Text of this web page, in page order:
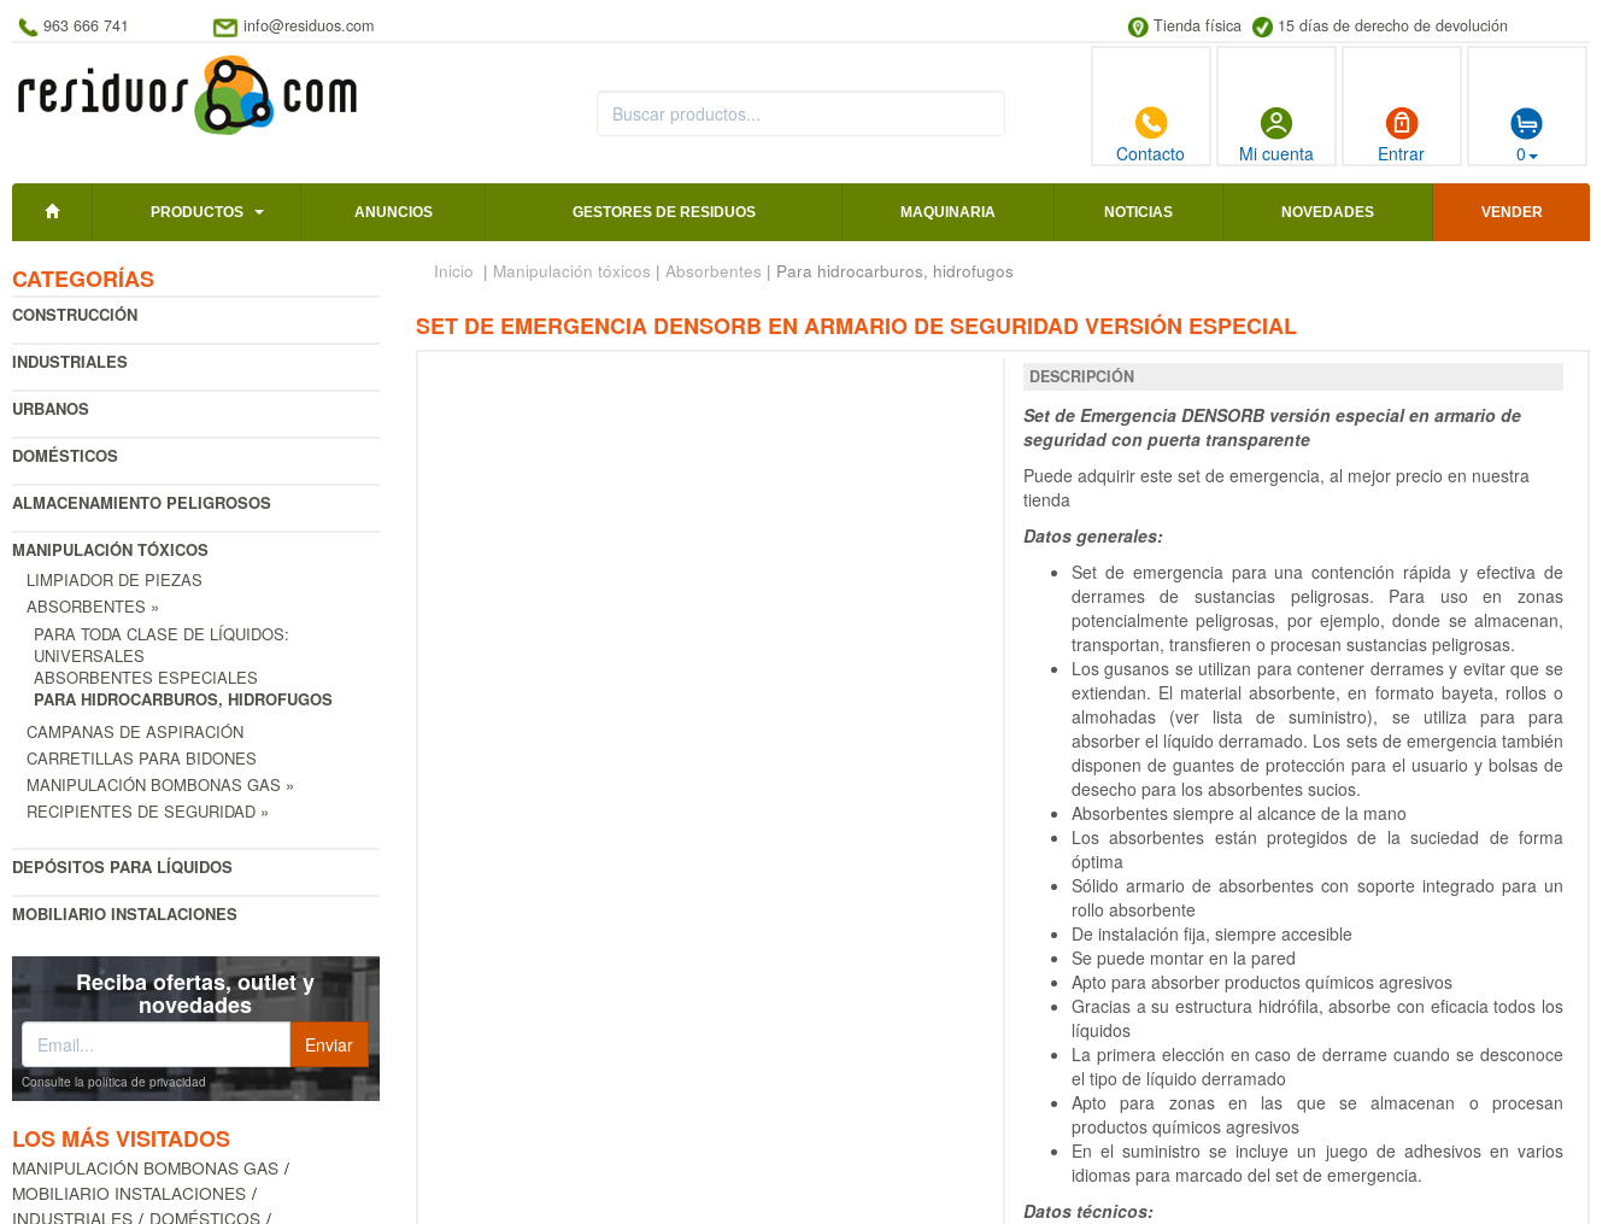
963 666 741 info@residuos.com Tienda física 15 días de derecho de devolución
Contacto Mi cuenta Entrar 0
PRODUCTOS ANUNCIOS GESTORES DE RESIDUOS MAQUINARIA NOTICIAS NOVEDADES VENDER
CATEGORÍAS
CONSTRUCCIÓN
INDUSTRIALES
URBANOS
DOMÉSTICOS
ALMACENAMIENTO PELIGROSOS
MANIPULACIÓN TÓXICOS
LIMPIADOR DE PIEZAS
ABSORBENTES »
PARA TODA CLASE DE LÍQUIDOS:
UNIVERSALES
ABSORBENTES ESPECIALES
PARA HIDROCARBUROS, HIDROFUGOS
CAMPANAS DE ASPIRACIÓN
CARRETILLAS PARA BIDONES
MANIPULACIÓN BOMBONAS GAS »
RECIPIENTES DE SEGURIDAD »
DEPÓSITOS PARA LÍQUIDOS
MOBILIARIO INSTALACIONES
Reciba ofertas, outlet y
novedades
Consulte la política de privacidad
LOS MÁS VISITADOS
MANIPULACIÓN BOMBONAS GAS
MOBILIARIO INSTALACIONES
INDUSTRIALES
DOMÉSTICOS
Inicio | Manipulación tóxicos | Absorbentes | Para hidrocarburos, hidrofugos
SET DE EMERGENCIA DENSORB EN ARMARIO DE SEGURIDAD VERSIÓN ESPECIAL
DESCRIPCIÓN
Set de Emergencia DENSORB versión especial en armario de
seguridad con puerta transparente
Puede adquirir este set de emergencia, al mejor precio en nuestra
tienda
Datos generales:
Set de emergencia para una contención rápida y efectiva de
derrames de sustancias peligrosas. Para uso en zonas
potencialmente peligrosas, por ejemplo, donde se almacenan,
transportan, transfieren o procesan sustancias peligrosas.
Los gusanos se utilizan para contener derrames y evitar que se
extiendan. El material absorbente, en formato bayeta, rollos o
almohadas (ver lista de suministro), se utiliza para para
absorber el líquido derramado. Los sets de emergencia también
disponen de guantes de protección para el usuario y bolsas de
desecho para los absorbentes sucios.
Absorbentes siempre al alcance de la mano
Los absorbentes están protegidos de la suciedad de forma
óptima
Sólido armario de absorbentes con soporte integrado para un
rollo absorbente
De instalación fija, siempre accesible
Se puede montar en la pared
Apto para absorber productos químicos agresivos
Gracias a su estructura hidrófila, absorbe con eficacia todos los
líquidos
La primera elección en caso de derrame cuando se desconoce
el tipo de líquido derramado
Apto para zonas en las que se almacenan o procesan
productos químicos agresivos
En el suministro se incluye un juego de adhesivos en varios
idiomas para marcado del set de emergencia.
Datos técnicos: